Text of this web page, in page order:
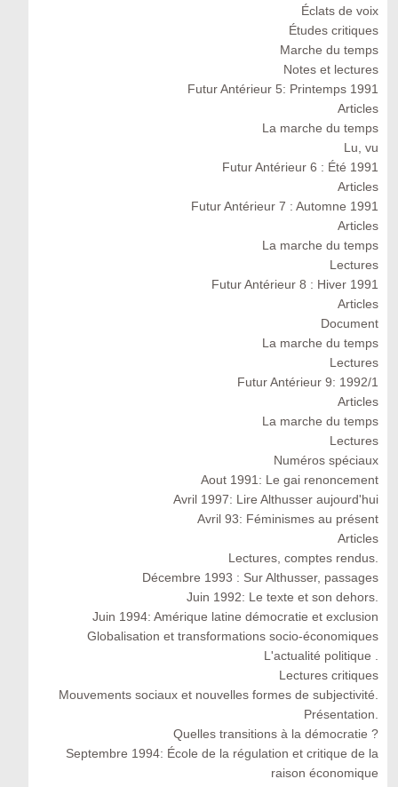
Éclats de voix
Études critiques
Marche du temps
Notes et lectures
Futur Antérieur 5: Printemps 1991
Articles
La marche du temps
Lu, vu
Futur Antérieur 6 : Été 1991
Articles
Futur Antérieur 7 : Automne 1991
Articles
La marche du temps
Lectures
Futur Antérieur 8 : Hiver 1991
Articles
Document
La marche du temps
Lectures
Futur Antérieur 9: 1992/1
Articles
La marche du temps
Lectures
Numéros spéciaux
Aout 1991: Le gai renoncement
Avril 1997: Lire Althusser aujourd'hui
Avril 93: Féminismes au présent
Articles
Lectures, comptes rendus.
Décembre 1993 : Sur Althusser, passages
Juin 1992: Le texte et son dehors.
Juin 1994: Amérique latine démocratie et exclusion
Globalisation et transformations socio-économiques
L'actualité politique .
Lectures critiques
Mouvements sociaux et nouvelles formes de subjectivité.
Présentation.
Quelles transitions à la démocratie ?
Septembre 1994: École de la régulation et critique de la
raison économique